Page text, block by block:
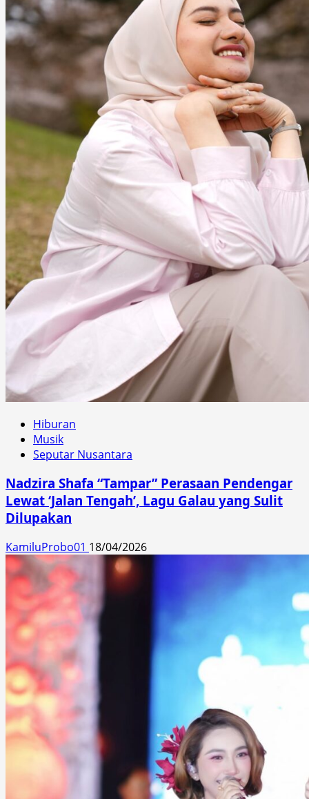
Hiburan
Musik
Seputar Nusantara
Nadzira Shafa “Tampar” Perasaan Pendengar
Lewat ‘Jalan Tengah’, Lagu Galau yang Sulit
Dilupakan
KamiluProbo01 18/04/2026